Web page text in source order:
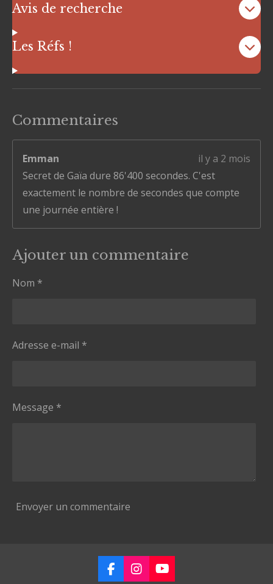
Avis de recherche
Les Réfs !
Commentaires
Emman
il y a 2 mois
Secret de Gaïa dure 86'400 secondes. C'est
exactement le nombre de secondes que compte
une journée entière !
Ajouter un commentaire
Nom *
Adresse e-mail *
Message *
Envoyer un commentaire
F
I
Y